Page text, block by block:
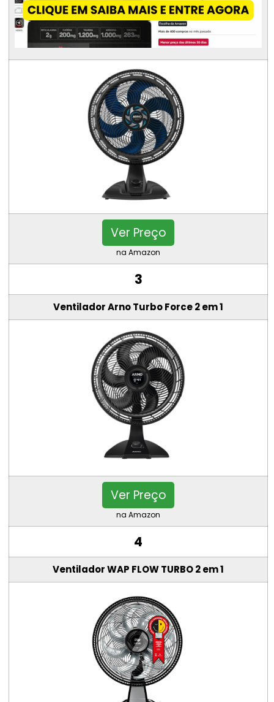
Ver Preço
na Amazon
3
Ventilador Arno Turbo Force 2 em 1
Ver Preço
na Amazon
4
Ventilador WAP FLOW TURBO 2 em 1